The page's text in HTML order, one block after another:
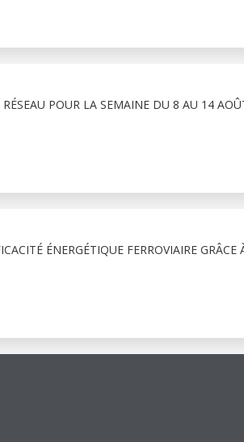
POUR LA SEMAINE DU 8 AU 14
ÉNERGÉTIQUE FERROVIAIRE GRÂCE